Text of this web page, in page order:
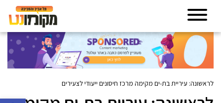
לראשונה: עיריית בת-ים מקימה מרכז חיסונים ייעודי לצעירים